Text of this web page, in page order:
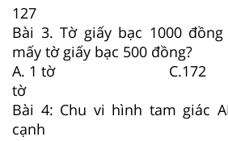
127
Bài 3. Tờ giấy bạc 1000
mấy tờ giấy bạc 500 đồng?
A. 1 tờ
tờ
Bài 4: Chu vi hình tam giác
cạnh